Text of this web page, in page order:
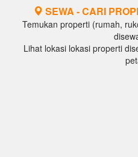
SEWA - CARI
Temukan properti (rumah,
Lihat lokasi lokasi properti